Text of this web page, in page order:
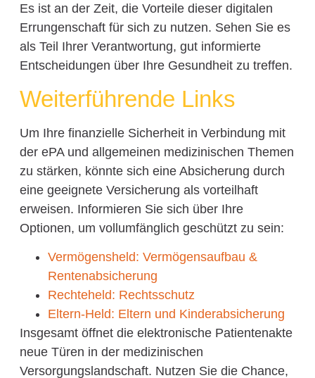
Es ist an der Zeit, die Vorteile dieser digitalen
Errungenschaft für sich zu nutzen. Sehen Sie es
als Teil Ihrer Verantwortung, gut informierte
Entscheidungen über Ihre Gesundheit zu treffen.
Weiterführende Links
Um Ihre finanzielle Sicherheit in Verbindung mit
der ePA und allgemeinen medizinischen Themen
zu stärken, könnte sich eine Absicherung durch
eine geeignete Versicherung als vorteilhaft
erweisen. Informieren Sie sich über Ihre
Optionen, um vollumfänglich geschützt zu sein:
Vermögensheld: Vermögensaufbau &
Rentenabsicherung
Rechteheld: Rechtsschutz
Eltern-Held: Eltern und Kinderabsicherung
Insgesamt öffnet die elektronische Patientenakte
neue Türen in der medizinischen
Versorgungslandschaft. Nutzen Sie die Chance,